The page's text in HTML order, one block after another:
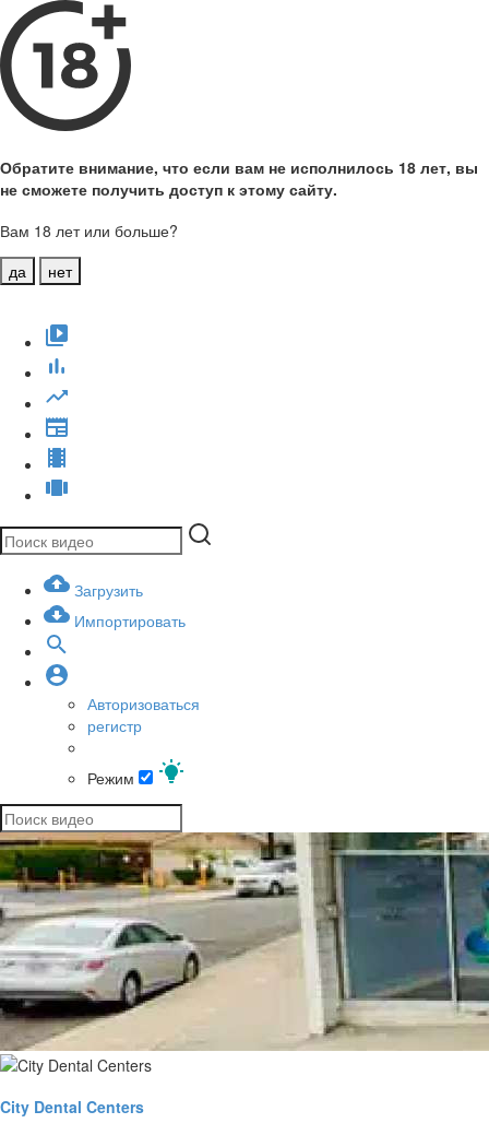
Обратите внимание, что если вам не исполнилось 18 лет, вы
не сможете получить доступ к этому сайту.
Вам 18 лет или больше?
да
нет
Загрузить
Импортировать
Авторизоваться
регистр
Режим
City Dental Centers